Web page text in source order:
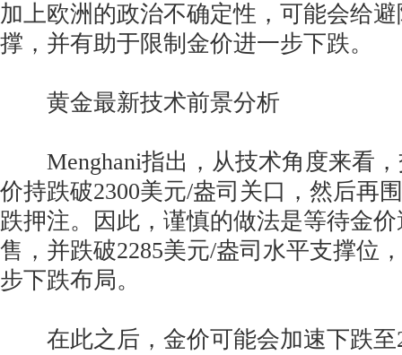
加上欧洲的政治不确定性，可能会给
撑，并有助于限制金价进一步下跌。
黄金最新技术前景分析
Menghani指出，从技术角度来看，
价持跌破2300美元/盎司关口，然后再
跌押注。因此，谨慎的做法是等待金
售，并跌破2285美元/盎司水平支撑位
步下跌布局。
在此之后，金价可能会加速下跌至